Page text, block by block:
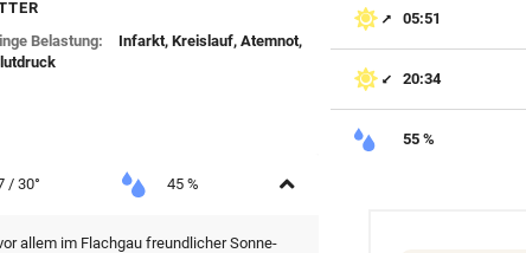
Belastung:
Infarkt, Kreislauf, Atemnot,
/ 30° 45 % Aufklappen
allem im Flachgau freundlicher Sonne-
05:51
20:34
55 %